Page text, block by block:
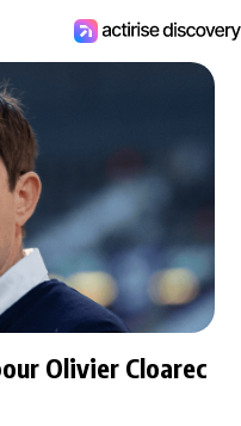
Olivier Cloarec